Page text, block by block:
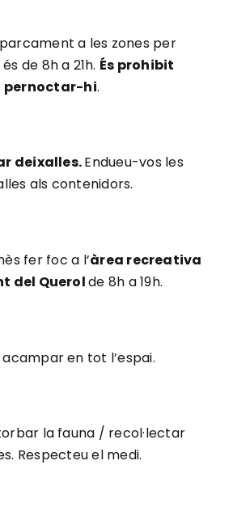
a les zones per
de 8h a 21h. És prohibit
pernoctar-hi.
deixalles.Endueu-vos les
als contenidors.
fer foc a l’àrea recreativa
del Querolde 8h a 19h.
en tot l’espai.
la fauna / recol·lectar
Respecteu el medi.